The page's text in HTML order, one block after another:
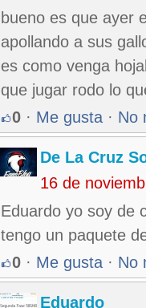
bueno es que ayer
apollando a sus
es como venga
que jugar rodo lo
0 · Me gusta · No
De La Cruz
16 de
Eduardo yo soy de
tengo un paquete
0 · Me gusta · No
Eduardo